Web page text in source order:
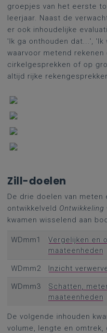
groepjes van het eerste
leerjaar. Naast de
er ook inhoudelijke
'Ik ga onthouden dat...',
waarvoor metend rekenen
cirkelgesprekken of op
altijd rijke
Zill-doelen
De drie doelen van meten
ontwikkelveld Ontwikkeling
kwamen wisselend aan
WDmm1
Vergelijken en
maateenheden
WDmm2 Inzicht
WDmm3
Schatten,
maateenheden
De volgende inhouden
volume, lengte en